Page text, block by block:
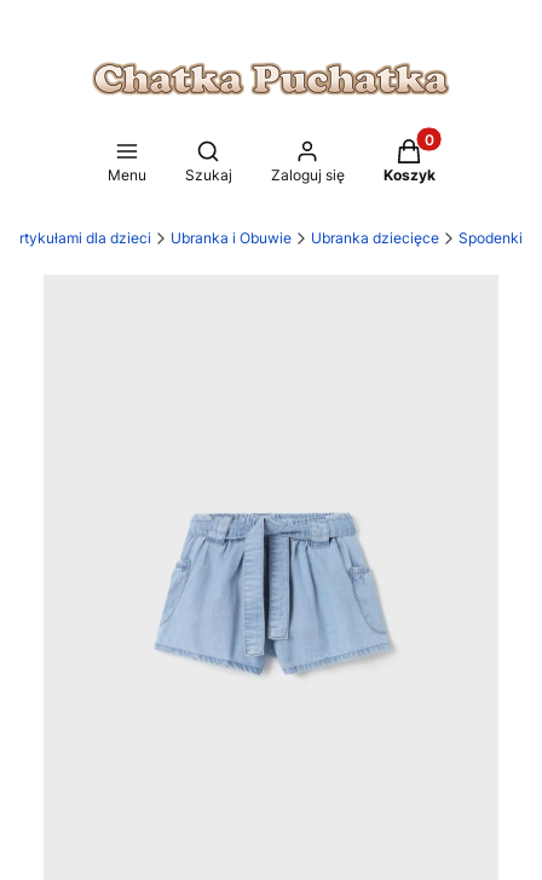
Menu
Otwórz wyszukiwarkę
Szukaj Zaloguj się
Produkty w
Koszyk
artykułami dla dzieci Ubranka i Obuwie Ubranka dziecięce Spodenki